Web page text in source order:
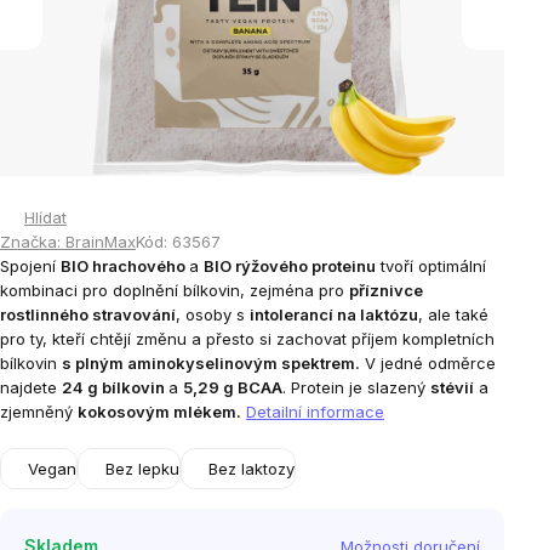
Hlídat
Značka: BrainMaxKód: 63567
Spojení BIO hrachového a BIO rýžového proteinu tvoří optimální
kombinaci pro doplnění bílkovin, zejména pro příznivce
rostlinného stravování, osoby s intolerancí na laktózu, ale také
pro ty, kteří chtějí změnu a přesto si zachovat příjem kompletních
bílkovin s plným aminokyselinovým spektrem. V jedné odměrce
najdete 24 g bílkovin a 5,29 g BCAA. Protein je slazený stévií a
zjemněný kokosovým mlékem. Detailní informace
Vegan Bez lepku Bez laktozy
Skladem